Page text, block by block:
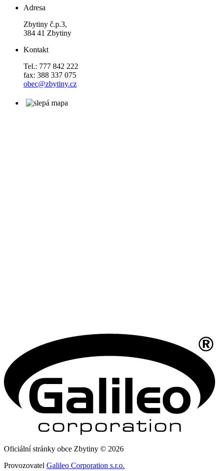
Adresa
Zbytiny č.p.3,
384 41 Zbytiny
Kontakt
Tel.: 777 842 222
fax: 388 337 075
obec@zbytiny.cz
Oficiální stránky obce Zbytiny © 2026
Provozovatel Galileo Corporation s.r.o.